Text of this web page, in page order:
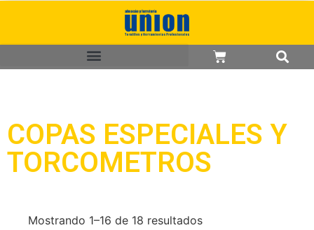
COPAS ESPECIALES Y
TORCOMETROS
Mostrando 1–16 de 18 resultados